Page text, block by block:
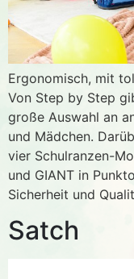
Ergonomisch, mit
Von Step by Step
große Auswahl an
und Mädchen.
vier Schulranzen-
und GIANT in
Sicherheit und
Satch